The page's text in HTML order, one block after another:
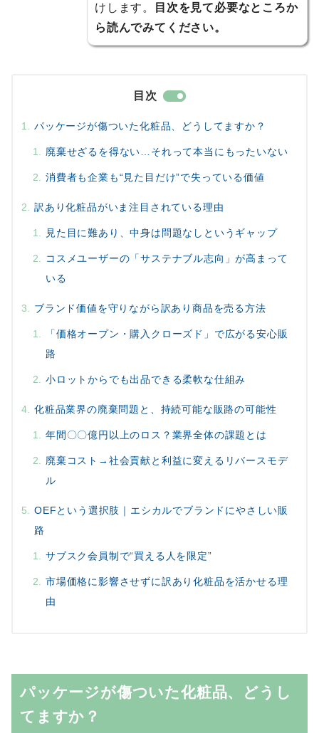
けします。
目次を見て必要なところか
ら読んでみてください。
目次
パッケージが傷ついた化粧品、どうしてますか？
廃棄せざるを得ない…それって本当にもったいない
消費者も企業も“見た目だけ”で失っている価値
訳あり化粧品がいま注目されている理由
見た目に難あり、中身は問題なしというギャップ
コスメユーザーの「サステナブル志向」が高まって
いる
ブランド価値を守りながら訳あり商品を売る方法
「価格オープン・購入クローズド」で広がる安心販
路
小ロットからでも出品できる柔軟な仕組み
化粧品業界の廃棄問題と、持続可能な販路の可能性
年間〇〇億円以上のロス？業界全体の課題とは
廃棄コスト→社会貢献と利益に変えるリバースモデ
ル
OEFという選択肢｜エシカルでブランドにやさしい販
路
サブスク会員制で“買える人を限定”
市場価格に影響させずに訳あり化粧品を活かせる理
由
パッケージが傷ついた化粧品、どうし
てますか？